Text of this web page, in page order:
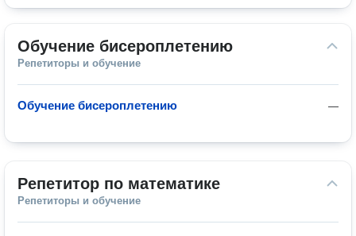
Обучение бисероплетению
Репетиторы и обучение
—
Обучение бисероплетению
Репетитор по математике
Репетиторы и обучение